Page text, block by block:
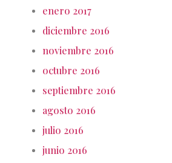
enero 2017
diciembre 2016
noviembre 2016
octubre 2016
septiembre 2016
agosto 2016
julio 2016
junio 2016